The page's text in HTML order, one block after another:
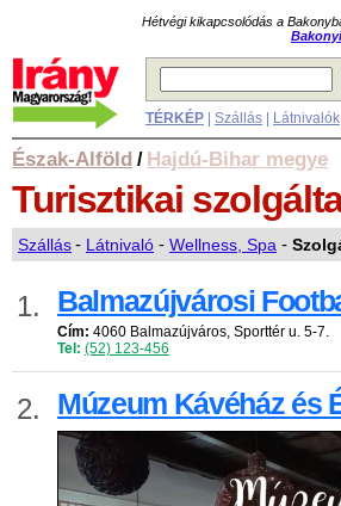
Hétvégi kikapcsolódás a
TÉRKÉP Szállás Látnivalók
Észak-Alföld / Hajdú-Bihar megye
Turisztikai
Szállás- Látnivaló - Wellness, Spa -
1. Balmazújvárosi
Cím: 4060 Balmazújváros, Sporttér u. 5-7.
Tel: (52) 123-456
2. Múzeum Kávéház és